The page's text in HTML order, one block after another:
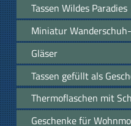
Tassen Wildes Paradies
Miniatur
Gläser
Tassen gefüllt als
Thermoflaschen mit
Geschenke für